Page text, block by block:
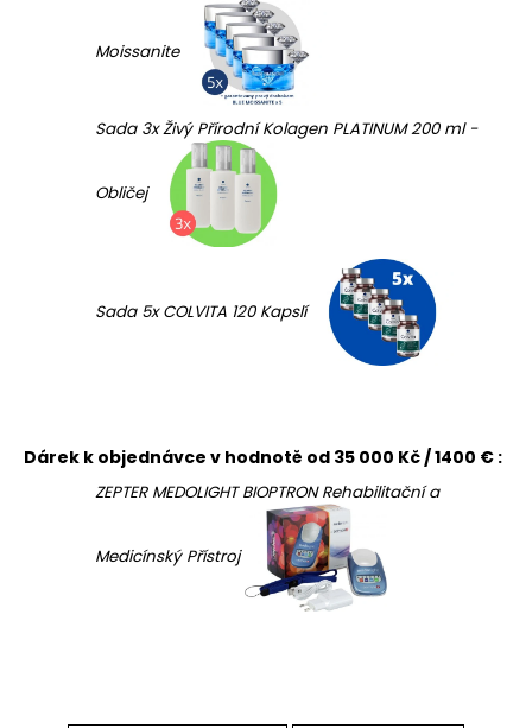
Moissanite
Sada 3x Živý Přírodní Kolagen PLATINUM 200 ml -
Obličej
Sada 5x COLVITA 120 Kapslí
Dárek k objednávce v hodnotě od 35 000 Kč / 1400 € :
ZEPTER MEDOLIGHT BIOPTRON Rehabilitační a
Medicínský Přístroj